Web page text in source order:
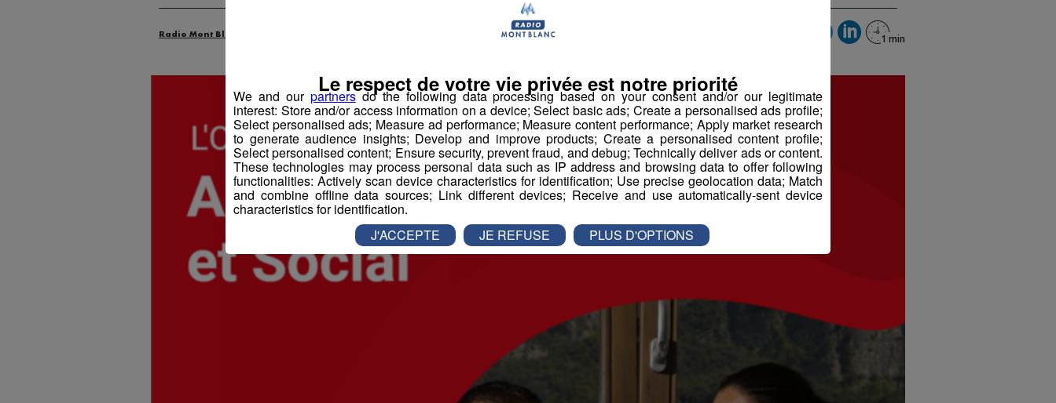
Radio Mont Blanc
We and our partnersdo the following data processing based on your consent and/or our legitimate
interest: Store and/or access information on a device; Select basic ads; Create a personalised ads profile;
Select personalised ads; Measure ad performance; Measure content performance; Apply market research
to generate audience insights; Develop and improve products; Create a personalised content profile;
Select personalised content; Ensure security, prevent fraud, and debug; Technically deliver ads or content.
These technologies may process personal data such as IP address and browsing data to offer following
functionalities: Actively scan device characteristics for identification; Use precise geolocation data; Match
and combine offline data sources; Link different devices; Receive and use automatically-sent device
characteristics for identification.
Le respect de votre vie privée est notre priorité
J'ACCEPTE JE REFUSE PLUS D'OPTIONS